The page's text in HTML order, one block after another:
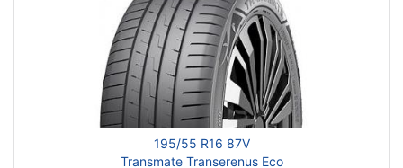
195/55 R16 87V
Transmate Transerenus Eco